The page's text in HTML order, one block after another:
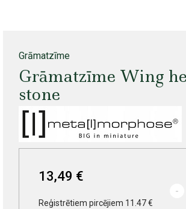
Grāmatzīme
Grāmatzīme Wing
stone
13,49 €
Reģistrētiem pircējiem 11.47 €
-